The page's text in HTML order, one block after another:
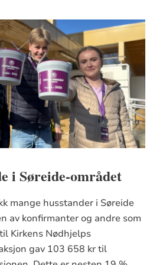
i Søreide-området
mange husstander i Søreide
av konfirmanter og andre som
Kirkens Nødhjelps
gav 103 658 kr til